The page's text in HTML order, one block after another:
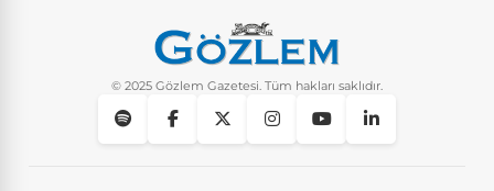
© 2025 Gözlem Gazetesi. Tüm hakları saklıdır.